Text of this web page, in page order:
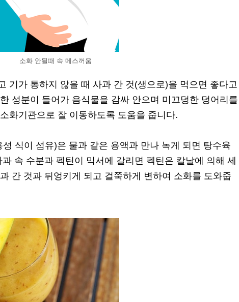
소화 안될때 속 메스꺼움
기가 통하지 않을 때 사과 간 것(생으로)을 먹으면 좋다고
성분이 들어가 음식물을 감싸 안으며 미끄덩한 덩어리를
화기관으로 잘 이동하도록 도움을 줍니다.
식이 섬유)은 물과 같은 용액과 만나 녹게 되면 탕수육
속 수분과 펙틴이 믹서에 갈리면 펙틴은 칼날에 의해 세
간 것과 뒤엉키게 되고 걸쭉하게 변하여 소화를 도와줍